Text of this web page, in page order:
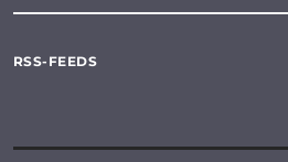
RSS-FEEDS